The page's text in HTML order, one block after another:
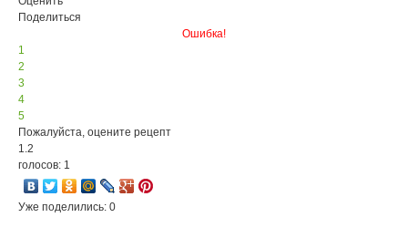
Поделиться
Ошибка!
1
2
3
4
5
Пожалуйста, оцените рецепт
1.2
голосов: 1
Уже поделились: 0